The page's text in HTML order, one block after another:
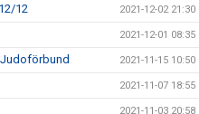
12 2021-12-02 21:30
2021-12-01 08:35
2021-11-15 10:50
2021-11-07 18:55
2021-11-03 20:58